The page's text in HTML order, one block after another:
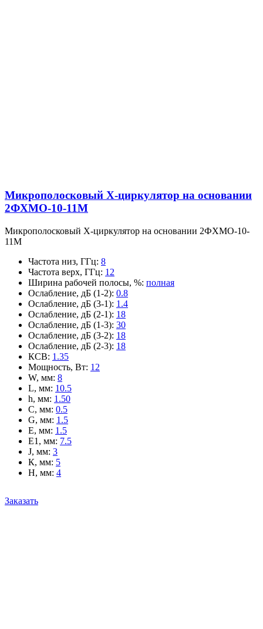
Микрополосковый X-циркулятор на основании
2ФХМО-10-11М
Микрополосковый X-циркулятор на основании 2ФХМО-10-
11М
Частота низ, ГГц: 8
Частота верх, ГГц: 12
Ширина рабочей полосы, %: полная
Ослабление, дБ (1-2): 0.8
Ослабление, дБ (3-1): 1.4
Ослабление, дБ (2-1): 18
Ослабление, дБ (1-3): 30
Ослабление, дБ (3-2): 18
Ослабление, дБ (2-3): 18
КСВ: 1.35
Мощность, Вт: 12
W, мм: 8
L, мм: 10.5
h, мм: 1.50
C, мм: 0.5
G, мм: 1.5
E, мм: 1.5
E1, мм: 7.5
J, мм: 3
К, мм: 5
H, мм: 4
Заказать